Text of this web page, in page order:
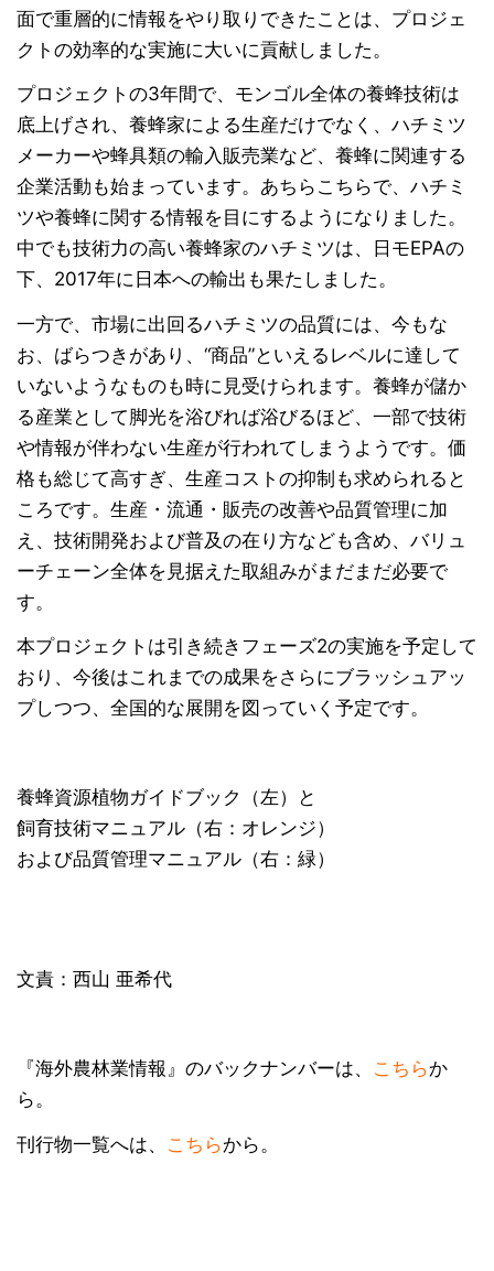
面で重層的に情報をやり取りできたことは、プロジェ
クトの効率的な実施に大いに貢献しました。
プロジェクトの3年間で、モンゴル全体の養蜂技術は
底上げされ、養蜂家による生産だけでなく、ハチミツ
メーカーや蜂具類の輸入販売業など、養蜂に関連する
企業活動も始まっています。あちらこちらで、ハチミ
ツや養蜂に関する情報を目にするようになりました。
中でも技術力の高い養蜂家のハチミツは、日モEPAの
下、2017年に日本への輸出も果たしました。
一方で、市場に出回るハチミツの品質には、今もな
お、ばらつきがあり、“商品”といえるレベルに達して
いないようなものも時に見受けられます。養蜂が儲か
る産業として脚光を浴びれば浴びるほど、一部で技術
や情報が伴わない生産が行われてしまうようです。価
格も総じて高すぎ、生産コストの抑制も求められると
ころです。生産・流通・販売の改善や品質管理に加
え、技術開発および普及の在り方なども含め、バリュ
ーチェーン全体を見据えた取組みがまだまだ必要で
す。
本プロジェクトは引き続きフェーズ2の実施を予定して
おり、今後はこれまでの成果をさらにブラッシュアッ
プしつつ、全国的な展開を図っていく予定です。
養蜂資源植物ガイドブック（左）と
飼育技術マニュアル（右：オレンジ）
および品質管理マニュアル（右：緑）
文責：西山 亜希代
『海外農林業情報』のバックナンバーは、 こちらか
ら。
刊行物一覧へは、 こちらから。